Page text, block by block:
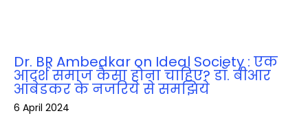
Dr. BR Ambedkar on Ideal Society : एक
आदर्श समाज कैसा होना चाहिए? डॉ. बीआर
आंबेडकर के नजरिये से समझिये
6 April 2024